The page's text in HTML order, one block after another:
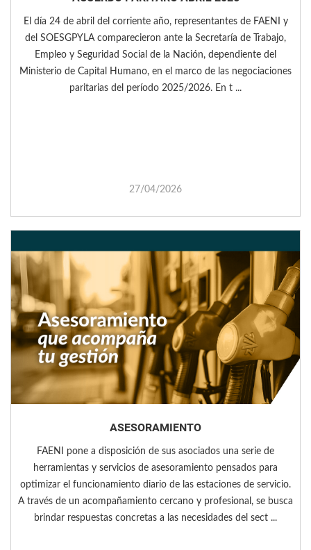
El día 24 de abril del corriente año, representantes de FAENI y
del SOESGPYLA comparecieron ante la Secretaría de Trabajo,
Empleo y Seguridad Social de la Nación, dependiente del
Ministerio de Capital Humano, en el marco de las negociaciones
paritarias del período 2025/2026. En t ...
27/04/2026
ASESORAMIENTO
FAENI pone a disposición de sus asociados una serie de
herramientas y servicios de asesoramiento pensados para
optimizar el funcionamiento diario de las estaciones de servicio.
A través de un acompañamiento cercano y profesional, se busca
brindar respuestas concretas a las necesidades del sect ...